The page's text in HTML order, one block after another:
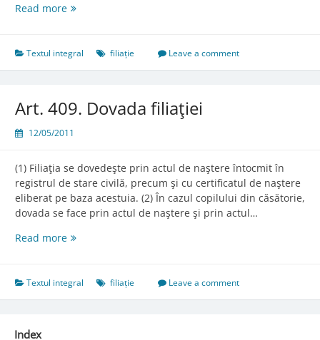
Read moreArt.
de
stabilire
Textul integral filiație Leave a comment
Art. 409. Dovada filiaţiei
12/05/2011
(1) Filiaţia se dovedeşte prin actul de naştere întocmit în
registrul de stare civilă, precum şi cu certificatul de naştere
eliberat pe baza acestuia. (2) În cazul copilului din căsătorie,
dovada se face prin actul de naştere şi prin actul…
Read moreArt.
filiaţiei
Textul integral filiație Leave a comment
Index